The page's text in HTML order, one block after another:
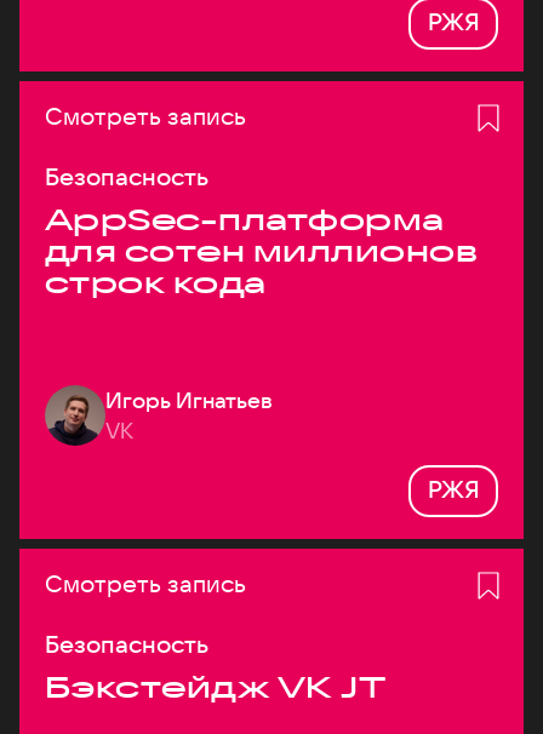
РЖЯ
Смотреть запись
Безопасность
AppSec-платформа
для сотен миллионов
строк кода
Игорь Игнатьев
VK
РЖЯ
Смотреть запись
Безопасность
Бэкстейдж VK JT